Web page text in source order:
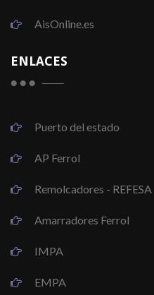
AisOnline.es
ENLACES
Puerto del estado
AP Ferrol
Remolcadores - REFESA
Amarradores Ferrol
IMPA
EMPA